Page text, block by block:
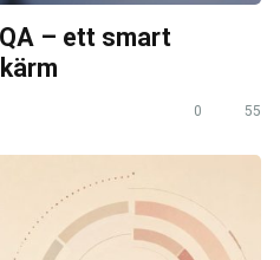
– ett smart
0 55